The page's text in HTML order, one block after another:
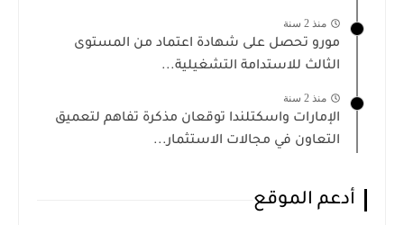
منذ 2 سنة
مورو تحصل على شهادة اعتماد من المستوى
الثالث للاستدامة التشغيلية...
منذ 2 سنة
الإمارات واسكتلندا توقعان مذكرة تفاهم لتعميق
التعاون في مجالات الاستثمار...
أدعم الموقع